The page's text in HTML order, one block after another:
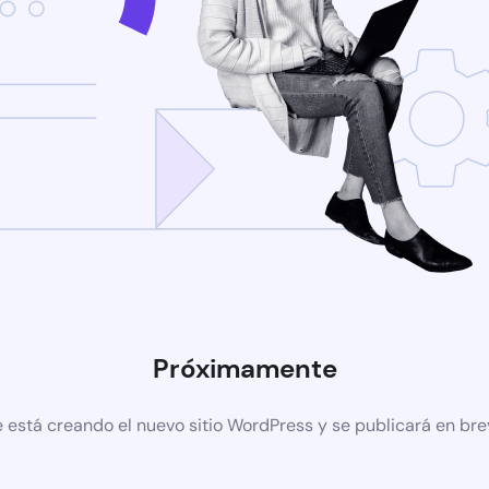
Próximamente
está creando el nuevo sitio WordPress y se publicará en